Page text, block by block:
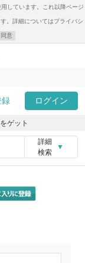
しています。これ以降ページ
。詳細についてはプライバシ
同意
録 ログイン
ゲット
詳細
検索
▼